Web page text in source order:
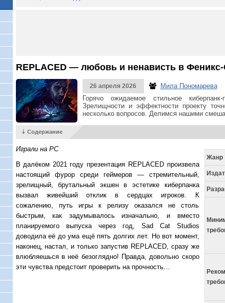
REPLACED — любовь и ненависть в
26 апреля 2026
Мила Пономарева
Горячо ожидаемое стильное
Зрелищности и эффектности проекту
несколько вопросов. Делимся нашими
⇣ Содержание
Жанр
Играли на PC
В далёком 2021 году презентация REPLACED произвела
настоящий фурор среди геймеров — стремительный,
зрелищный, брутальный экшен в эстетике киберпанка
вызвал живейший отклик в сердцах игроков. К
сожалению, путь игры к релизу оказался не столь
быстрым, как задумывалось изначально, и вместо
планируемого выпуска через год, Sad Cat Studios
доводила её до ума ещё пять долгих лет. Но вот момент,
наконец, настал, и только запустив REPLACED, сразу же
влюбляешься в неё безоглядно! Правда, довольно скоро
эти чувства предстоит проверить на прочность…